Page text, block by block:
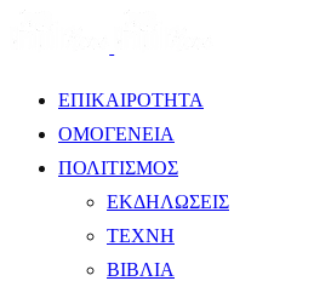
ΕΠΙΚΑΙΡΟΤΗΤΑ
ΟΜΟΓΕΝΕΙΑ
ΠΟΛΙΤΙΣΜΟΣ
ΕΚΔΗΛΩΣΕΙΣ
ΤΕΧΝΗ
ΒΙΒΛΙΑ